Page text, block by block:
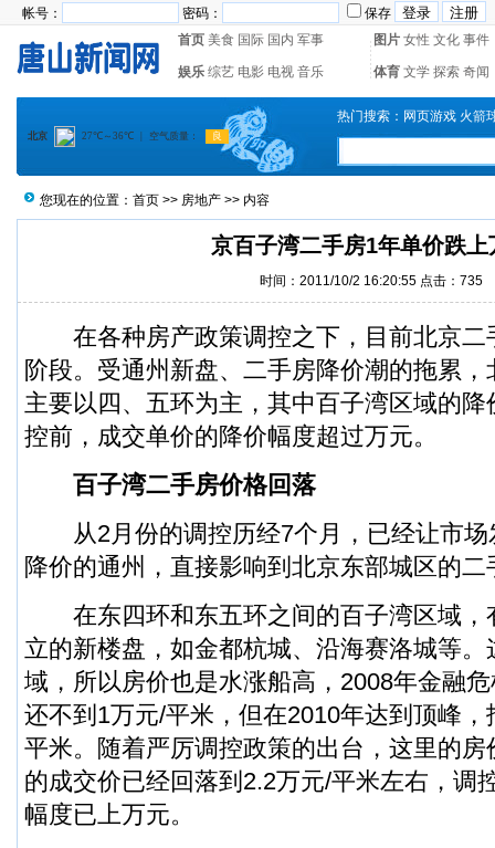
帐号： 密码：
保存
首页 美食 国际 国内 军事 图片 女性 文化 事件
娱乐 综艺 电影 电视 音乐 体育 文学 探索 奇闻
热门搜索： 网页游戏 火箭
您现在的位置： 首页 >> 房地产 >> 内容
京百子湾二手房1年单价跌上
时间：2011/10/2 16:20:55 点击： 735
在各种房产政策调控之下，目前北京二
阶段。受通州新盘、二手房降价潮的拖累
主要以四、五环为主，其中百子湾区域的
控前，成交单价的降价幅度超过万元。
百子湾二手房价格回落
从2月份的调控历经7个月，已经让市场
降价的通州，直接影响到北京东部城区的二
在东四环和东五环之间的百子湾区域，
立的新楼盘，如金都杭城、沿海赛洛城等
域，所以房价也是水涨船高，2008年金融
还不到1万元/平米，但在2010年达到顶峰
平米。随着严厉调控政策的出台，这里的
的成交价已经回落到2.2万元/平米左右，调
幅度已上万元。